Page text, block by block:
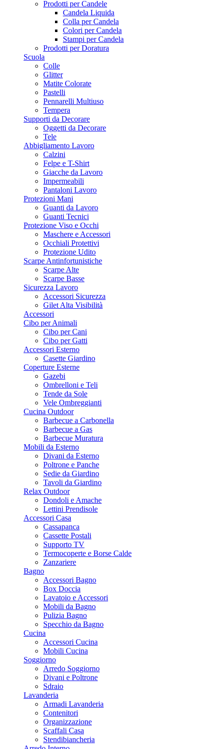
Prodotti per Candele
Candela Liquida
Colla per Candela
Colori per Candela
Stampi per Candela
Prodotti per Doratura
Scuola
Colle
Glitter
Matite Colorate
Pastelli
Pennarelli Multiuso
Tempera
Supporti da Decorare
Oggetti da Decorare
Tele
Abbigliamento Lavoro
Calzini
Felpe e T-Shirt
Giacche da Lavoro
Impermeabili
Pantaloni Lavoro
Protezioni Mani
Guanti da Lavoro
Guanti Tecnici
Protezione Viso e Occhi
Maschere e Accessori
Occhiali Protettivi
Protezione Udito
Scarpe Antinfortunistiche
Scarpe Alte
Scarpe Basse
Sicurezza Lavoro
Accessori Sicurezza
Gilet Alta Visibilità
Accessori
Cibo per Animali
Cibo per Cani
Cibo per Gatti
Accessori Esterno
Casette Giardino
Coperture Esterne
Gazebi
Ombrelloni e Teli
Tende da Sole
Vele Ombreggianti
Cucina Outdoor
Barbecue a Carbonella
Barbecue a Gas
Barbecue Muratura
Mobili da Esterno
Divani da Esterno
Poltrone e Panche
Sedie da Giardino
Tavoli da Giardino
Relax Outdoor
Dondoli e Amache
Lettini Prendisole
Accessori Casa
Cassapanca
Cassette Postali
Supporto TV
Termocoperte e Borse Calde
Zanzariere
Bagno
Accessori Bagno
Box Doccia
Lavatoio e Accessori
Mobili da Bagno
Pulizia Bagno
Specchio da Bagno
Cucina
Accessori Cucina
Mobili Cucina
Soggiorno
Arredo Soggiorno
Divani e Poltrone
Sdraio
Lavanderia
Armadi Lavanderia
Contenitori
Organizzazione
Scaffali Casa
Stendibiancheria